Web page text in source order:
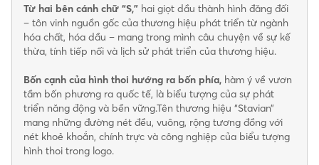
Từ hai bên cánh chữ “S,” hai giọt dầu thành hình đăng đối
– tôn vinh nguồn gốc của thương hiệu phát triển từ ngành
hóa chất, hóa dầu – mang trong mình câu chuyện về sự kế
thừa, tính tiếp nối và lịch sử phát triển của thương hiệu.
Bốn cạnh của hình thoi hướng ra bốn phía, hàm ý về vươn
tầm bốn phương ra quốc tế, là biểu tượng của sự phát
triển năng động và bền vững.Tên thương hiệu “Stavian”
mang những đường nét đều, vuông, rộng tương đồng với
nét khoẻ khoắn, chính trực và công nghiệp của biểu tượng
hình thoi trong logo.